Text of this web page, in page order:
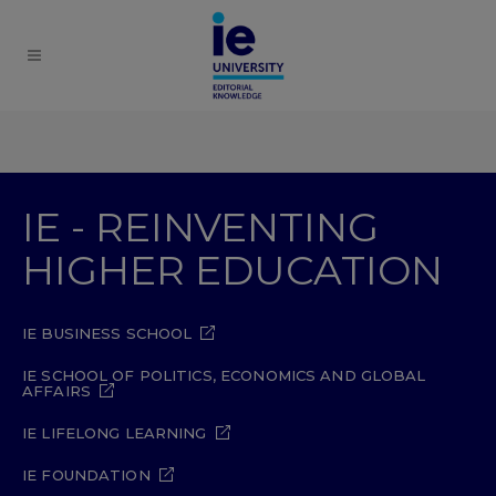
IE - REINVENTING
HIGHER EDUCATION
IE BUSINESS SCHOOL
IE SCHOOL OF POLITICS, ECONOMICS AND GLOBAL
AFFAIRS
IE LIFELONG LEARNING
IE FOUNDATION